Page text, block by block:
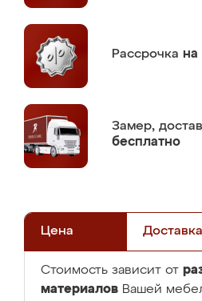
Рассрочка на
Замер,
бесплатно
Цена Доставка
Стоимость зависит от
материалов Вашей